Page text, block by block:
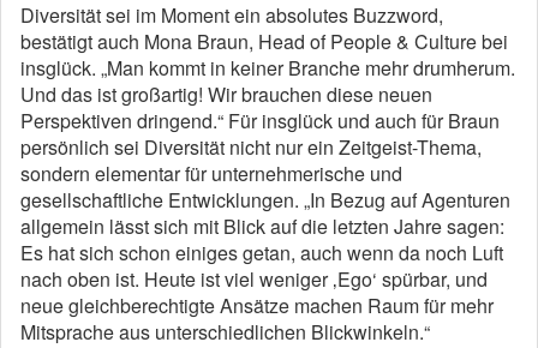
Diversität sei im Moment ein absolutes Buzzword,
bestätigt auch Mona Braun, Head of People & Culture bei
insglück. „Man kommt in keiner Branche mehr drumherum.
Und das ist großartig! Wir brauchen diese neuen
Perspektiven dringend.“ Für insglück und auch für Braun
persönlich sei Diversität nicht nur ein Zeitgeist-Thema,
sondern elementar für unternehmerische und
gesellschaftliche Entwicklungen. „In Bezug auf Agenturen
allgemein lässt sich mit Blick auf die letzten Jahre sagen:
Es hat sich schon einiges getan, auch wenn da noch Luft
nach oben ist. Heute ist viel weniger ‚Ego‘ spürbar, und
neue gleichberechtigte Ansätze machen Raum für mehr
Mitsprache aus unterschiedlichen Blickwinkeln.“